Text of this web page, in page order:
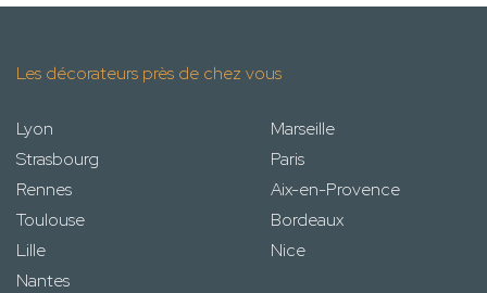
Les décorateurs près de chez vous
Lyon
Marseille
Strasbourg
Paris
Rennes
Aix-en-Provence
Toulouse
Bordeaux
Lille
Nice
Nantes